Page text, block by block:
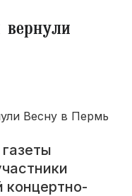
концертно-